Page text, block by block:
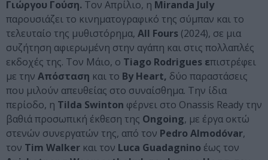
Γιώργου Γούση. Τον Απρίλιο, η Miranda July
παρουσιάζει το κινηματογραφικό της σύμπαν και το
τελευταίο της μυθιστόρημα, All Fours (2024), σε μια
συζήτηση αφιερωμένη στην αγάπη και στις πολλαπλές
εκδοχές της. Τον Μάιο, ο Tiago Rodrigues επιστρέφει
με την Απόσταση και το By Heart, δύο παραστάσεις
που μιλούν απευθείας στο συναίσθημα. Την ίδια
περίοδο, η Tilda Swinton φέρνει στο Onassis Ready την
βαθιά προσωπική έκθεση της Ongoing, με έργα οκτώ
στενών συνεργατών της, από τον Pedro Almodóvar,
τον Tim Walker και τον Luca Guadagnino έως τον